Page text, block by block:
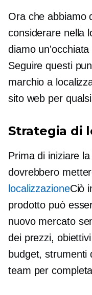
Ora che abbiamo
considerare nella
diamo
Seguire questi
marchio a
sito web per
Strategia di
Prima di iniziare
dovrebbero
localizzazioneCiò
prodotto può
nuovo mercato
dei prezzi,
budget, strumenti
team per